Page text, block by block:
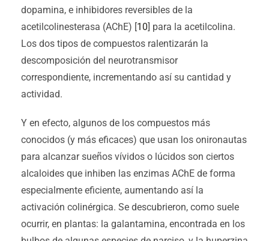
dopamina, e inhibidores reversibles de la
acetilcolinesterasa (AChE) [10] para la acetilcolina.
Los dos tipos de compuestos ralentizarán la
descomposición del neurotransmisor
correspondiente, incrementando así su cantidad y
actividad.
Y en efecto, algunos de los compuestos más
conocidos (y más eficaces) que usan los onironautas
para alcanzar sueños vívidos o lúcidos son ciertos
alcaloides que inhiben las enzimas AChE de forma
especialmente eficiente, aumentando así la
activación colinérgica. Se descubrieron, como suele
ocurrir, en plantas: la galantamina, encontrada en los